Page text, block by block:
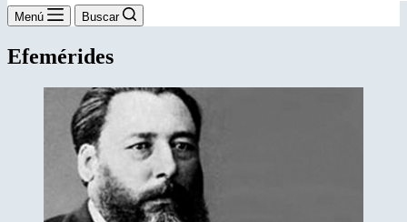
Menú Buscar
Efemérides